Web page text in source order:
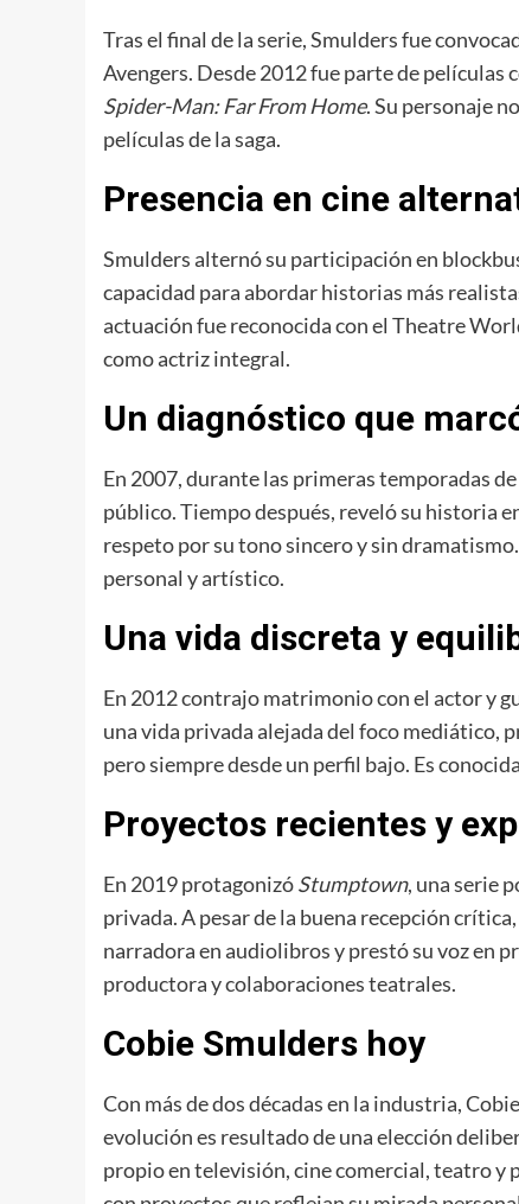
Tras el final de la serie, Smulders fue
Avengers. Desde 2012 fue parte de películas
Spider-Man: Far From Home. Su personaje
películas de la saga.
Presencia en cine
Smulders alternó su participación en
capacidad para abordar historias más
actuación fue reconocida con el Theatre
como actriz integral.
Un diagnóstico que
En 2007, durante las primeras temporadas de
público. Tiempo después, reveló su historia
respeto por su tono sincero y sin
personal y artístico.
Una vida discreta y
En 2012 contrajo matrimonio con el actor y
una vida privada alejada del foco mediático,
pero siempre desde un perfil bajo. Es
Proyectos recientes y
En 2019 protagonizóStumptown, una serie
privada. A pesar de la buena recepción
narradora en audiolibros y prestó su voz en
productora y colaboraciones teatrales.
Cobie Smulders hoy
Con más de dos décadas en la industria,
evolución es resultado de una elección
propio en televisión, cine comercial, teatro y